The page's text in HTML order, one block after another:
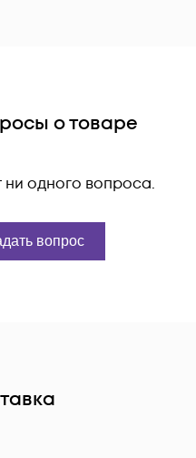
о товаре
ни одного вопроса.
вопрос